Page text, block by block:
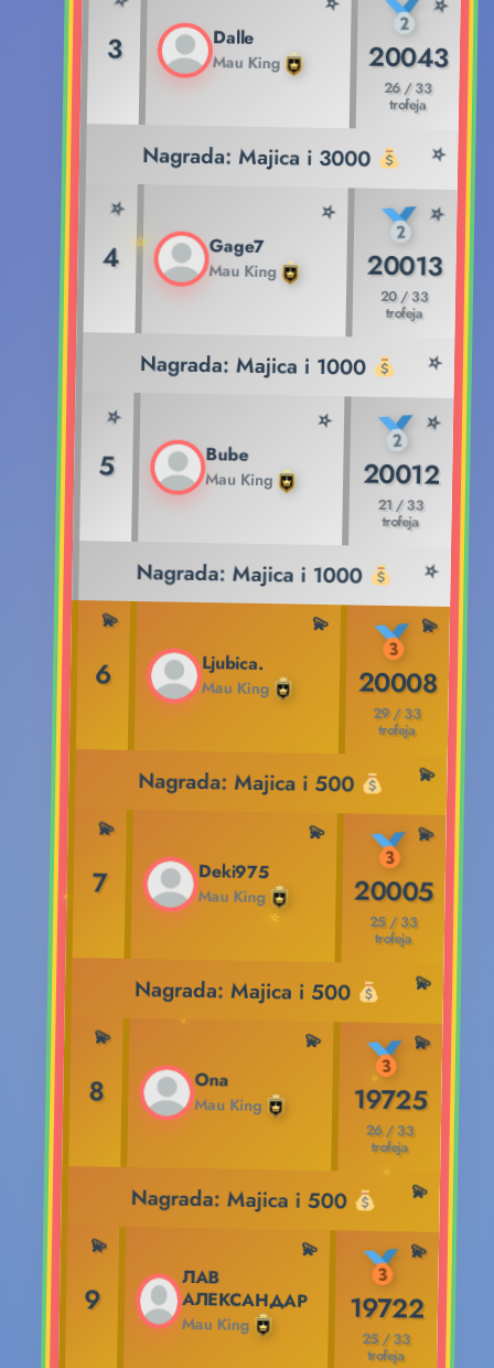
3 Dalle
Mau King 20043
26 / 33
trofeja
Nagrada: Majica i 3000
4 Gage7
Mau King 20013
20 / 33
trofeja
Nagrada: Majica i 1000
5 Bube
Mau King 20012
21 / 33
trofeja
Nagrada: Majica i 1000
6 Ljubica.
Mau King 20008
29 / 33
trofeja
Nagrada: Majica i 500
7 Deki975
Mau King 20005
25 / 33
trofeja
Nagrada: Majica i 500
8 Ona
Mau King 19725
26 / 33
trofeja
Nagrada: Majica i 500
9
ЛАВ
АЛЕКСАНДАР
Mau King 19722
25 / 33
trofeja